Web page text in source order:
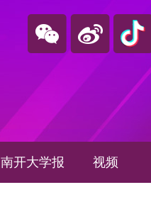
南开大学报 视频